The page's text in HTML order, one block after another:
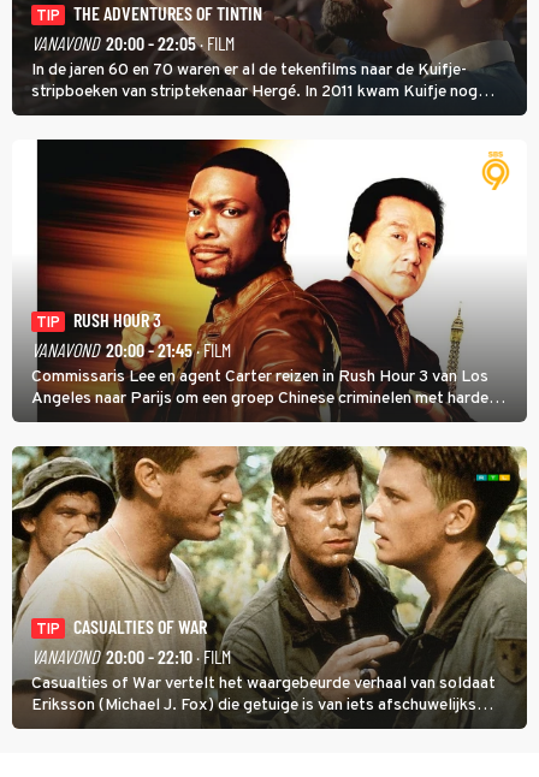
TIP
THE ADVENTURES OF TINTIN
VANAVOND 20:00 - 22:05· FILM
In de jaren 60 en 70 waren er al de tekenfilms naar de Kuifje-
stripboeken van striptekenaar Hergé. In 2011 kwam Kuifje nog
meer tot leven in The Adventures of Tintin van Steven Spielberg.
TIP
RUSH HOUR 3
VANAVOND 20:00 - 21:45· FILM
Commissaris Lee en agent Carter reizen in Rush Hour 3 van Los
Angeles naar Parijs om een groep Chinese criminelen met harde
hand aan te pakken.
TIP
CASUALTIES OF WAR
VANAVOND 20:00 - 22:10· FILM
Casualties of War vertelt het waargebeurde verhaal van soldaat
Eriksson (Michael J. Fox) die getuige is van iets afschuwelijks
tijdens de Vietnamoorlog. Hij besluit uit de school te klappen.